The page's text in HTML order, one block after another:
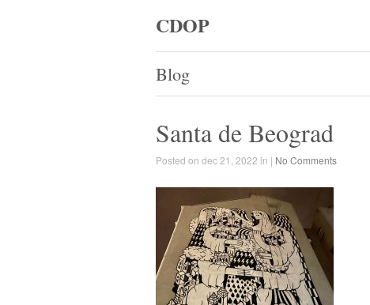
CDOP
Blog
Santa de Beograd
Posted on dec 21, 2022 in | No Comments